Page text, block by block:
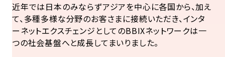
近年では日本のみならずアジアを中心に各国から、加え
て、多種多様な分野のお客さまに接続いただき、インタ
ーネットエクスチェンジとしてのBBIXネットワークは一
つの社会基盤へと成長してまいりました。